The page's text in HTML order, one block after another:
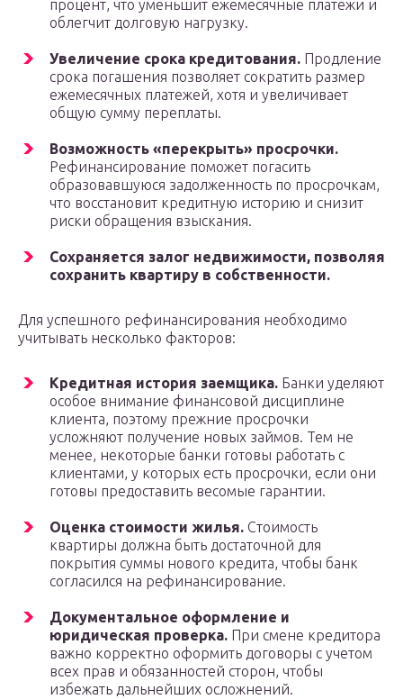
процент, что уменьшит ежемесячные платежи и
облегчит долговую нагрузку.
Увеличение срока кредитования. Продление
срока погашения позволяет сократить размер
ежемесячных платежей, хотя и увеличивает
общую сумму переплаты.
Возможность «перекрыть» просрочки.
Рефинансирование поможет погасить
образовавшуюся задолженность по просрочкам,
что восстановит кредитную историю и снизит
риски обращения взыскания.
Сохраняется залог недвижимости, позволяя
сохранить квартиру в собственности.
Для успешного рефинансирования необходимо
учитывать несколько факторов:
Кредитная история заемщика. Банки уделяют
особое внимание финансовой дисциплине
клиента, поэтому прежние просрочки
усложняют получение новых займов. Тем не
менее, некоторые банки готовы работать с
клиентами, у которых есть просрочки, если они
готовы предоставить весомые гарантии.
Оценка стоимости жилья. Стоимость
квартиры должна быть достаточной для
покрытия суммы нового кредита, чтобы банк
согласился на рефинансирование.
Документальное оформление и
юридическая проверка. При смене кредитора
важно корректно оформить договоры с учетом
всех прав и обязанностей сторон, чтобы
избежать дальнейших осложнений.